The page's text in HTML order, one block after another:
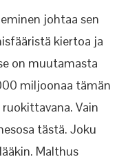
johtaa sen
kiertoa ja
on muutamasta
miljoonaa tämän
Vain
tästä. Joku
Malthus